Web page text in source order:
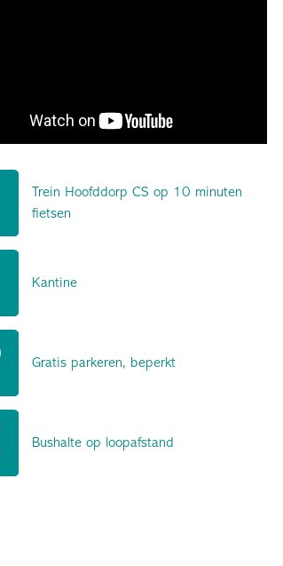
Trein Hoofddorp CS op 10 minuten
fietsen
Kantine
Gratis parkeren, beperkt
Bushalte op loopafstand